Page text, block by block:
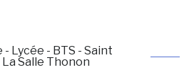
- Lycée - BTS - Saint
Salle Thonon